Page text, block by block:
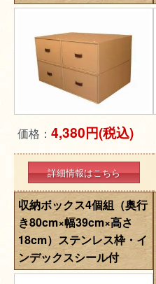
価格： 4,380円(税込)
詳細情報はこちら
収納ボックス4個組（奥行
き80cm×幅39cm×高さ
18cm）ステンレス枠・イ
ンデックスシール付